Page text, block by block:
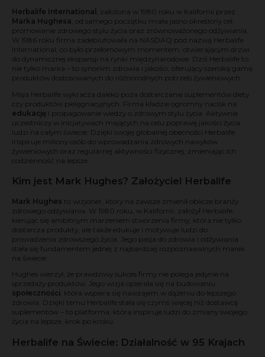
Herbalife International
, założona w 1980 roku w Kalifornii przez
Marka Hughesa , od samego początku miała jasno określony cel:
promowanie zdrowego stylu życia oraz zrównoważonego odżywiania.
W 1986 roku firma zadebiutowała na NASDAQ pod nazwą Herbalife
International, co było przełomowym momentem, otwierającym drzwi
do dynamicznej ekspansji na rynki międzynarodowe. Dziś Herbalife to
nie tylko marka – to synonim zdrowia i jakości, oferujący szeroką gamę
produktów dostosowanych do różnorodnych potrzeb żywieniowych.
Misja Herbalife wykracza daleko poza dostarczanie suplementów diety
czy produktów pielęgnacyjnych. Firma kładzie ogromny nacisk na
edukację i propagowanie wiedzy o zdrowym stylu życia. Aktywnie
uczestniczy w inicjatywach mających na celu poprawę jakości życia
ludzi na całym świecie. Dzięki swojej globalnej obecności Herbalife
inspiruje miliony osób do wprowadzania zdrowych nawyków
żywieniowych oraz regularnej aktywności fizycznej, zmieniając ich
codzienność na lepsze.
Kim jest Mark Hughes? Założyciel Herbalife
Mark Hughes to wizjoner, który na zawsze zmienił oblicze branży
zdrowego odżywiania. W 1980 roku, w Kalifornii, założył Herbalife,
kierując się ambitnym marzeniem stworzenia firmy, która nie tylko
dostarcza produkty, ale także edukuje i motywuje ludzi do
prowadzenia zdrowszego życia. Jego pasja do zdrowia i odżywiania
stała się fundamentem jednej z najbardziej rozpoznawalnych marek
na świecie.
Hughes wierzył, że prawdziwy sukces firmy nie polega jedynie na
sprzedaży produktów. Jego wizja opierała się na budowaniu
społeczności , która wspiera się nawzajem w dążeniu do lepszego
zdrowia. Dzięki temu Herbalife stała się czymś więcej niż dostawcą
suplementów – to platforma, która inspiruje ludzi do zmiany swojego
życia na lepsze, krok po kroku.
Herbalife na Świecie: Działalność w 95 Krajach